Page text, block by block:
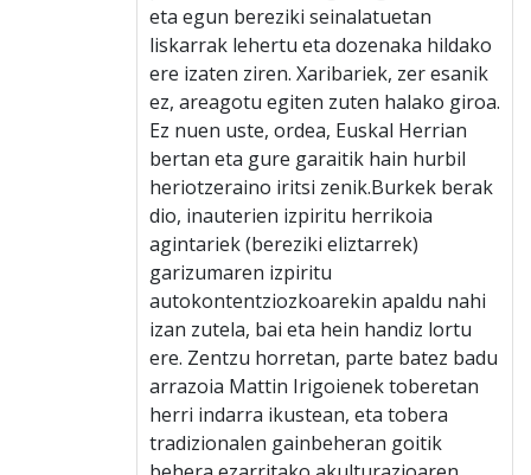
eta egun bereziki seinalatuetan
liskarrak lehertu eta dozenaka hildako
ere izaten ziren. Xaribariek, zer esanik
ez, areagotu egiten zuten halako giroa.
Ez nuen uste, ordea, Euskal Herrian
bertan eta gure garaitik hain hurbil
heriotzeraino iritsi zenik.Burkek berak
dio, inauterien izpiritu herrikoia
agintariek (bereziki eliztarrek)
garizumaren izpiritu
autokontentziozkoarekin apaldu nahi
izan zutela, bai eta hein handiz lortu
ere. Zentzu horretan, parte batez badu
arrazoia Mattin Irigoienek toberetan
herri indarra ikustean, eta tobera
tradizionalen gainbeheran goitik